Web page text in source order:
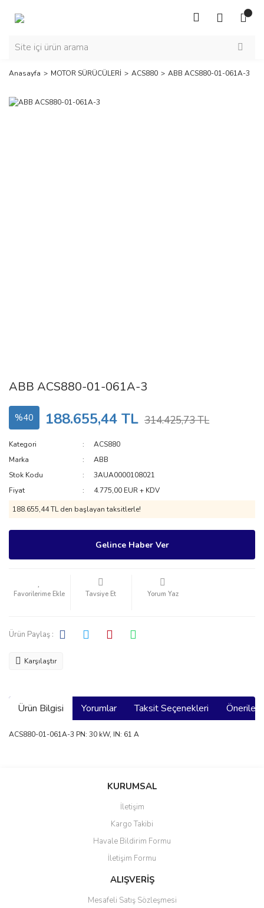
Anasayfa MOTOR SÜRÜCÜLERİ ACS880 ABB ACS880-01-061A-3
ABB ACS880-01-061A-3
%40 188.655,44 TL 314.425,73 TL
Kategori
ACS880
Marka
ABB
Stok Kodu
3AUA0000108021
Fiyat
4.775,00 EUR + KDV
188.655,44 TL den başlayan taksitlerle!
Gelince Haber Ver
Tavsiye Et Yorum Yaz
Ürün Paylaş :
Karşılaştır
Ürün Bilgisi Yorumlar Taksit Seçenekleri
ACS880-01-061A-3 PN: 30 kW, IN: 61 A
Bu ürüne ilk yorumu siz yapın!
Ürün resmi kalitesiz, bozuk veya görüntülenemiyor.
Ürün açıklamasında eksik bilgiler bulunuyor.
Ürün bilgilerinde hatalar bulunuyor.
Ürün fiyatı diğer sitelerden daha pahalı.
KURUMSAL
İletişim
Kargo Takibi
Havale Bildirim Formu
İletişim Formu
ALIŞVERİŞ
Mesafeli Satış Sözleşmesi